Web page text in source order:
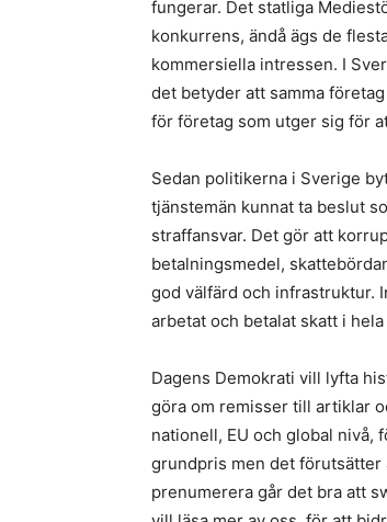
fungerar. Det statliga
konkurrens, ändå ägs de
kommersiella intressen. I
det betyder att samma
för företag som utger sig för
Sedan politikerna i Sverige
tjänstemän kunnat ta beslut
straffansvar. Det gör att
betalningsmedel,
god välfärd och infrastruktur.
arbetat och betalat skatt i
Dagens Demokrati vill lyfta
göra om remisser till artiklar
nationell, EU och global nivå,
grundpris men det förutsätter
prenumerera går det bra att